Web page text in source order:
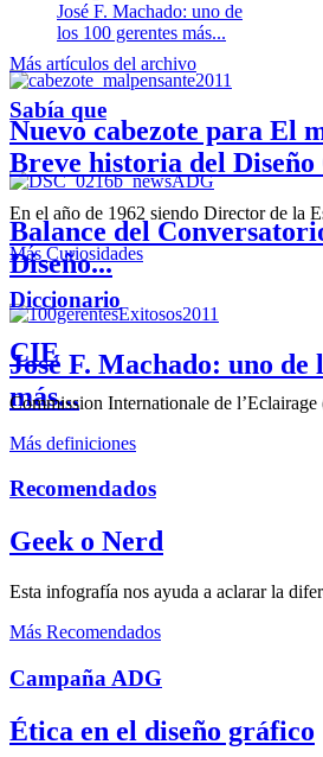
José F. Machado: uno de
los 100 gerentes más...
Nuevo cabezote para El
Balance del
Diseño...
José F. Machado: uno de
más...
Más artículos del archivo
Sabía que
Breve historia del
En el año de 1962 siendo Director de la
Más Curiosidades
Diccionario
CIE
Commission Internationale de
Más definiciones
Recomendados
Geek o Nerd
Esta infografía nos ayuda a aclarar la
Más Recomendados
Campaña ADG
Ética en el diseño gráfico